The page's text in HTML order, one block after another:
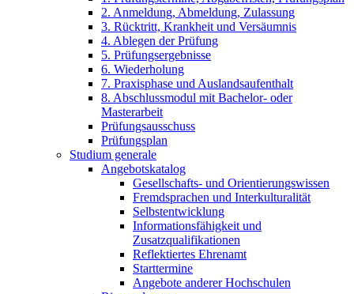
2. Anmeldung, Abmeldung, Zulassung
3. Rücktritt, Krankheit und Versäumnis
4. Ablegen der Prüfung
5. Prüfungsergebnisse
6. Wiederholung
7. Praxisphase und Auslandsaufenthalt
8. Abschlussmodul mit Bachelor- oder
Masterarbeit
Prüfungsausschuss
Prüfungsplan
Studium generale
Angebotskatalog
Gesellschafts- und Orientierungswissen
Fremdsprachen und Interkulturalität
Selbstentwicklung
Informationsfähigkeit und
Zusatzqualifikationen
Reflektiertes Ehrenamt
Starttermine
Angebote anderer Hochschulen